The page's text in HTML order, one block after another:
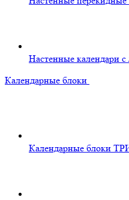
Настенные календари
Календарные блоки
Календарные блоки